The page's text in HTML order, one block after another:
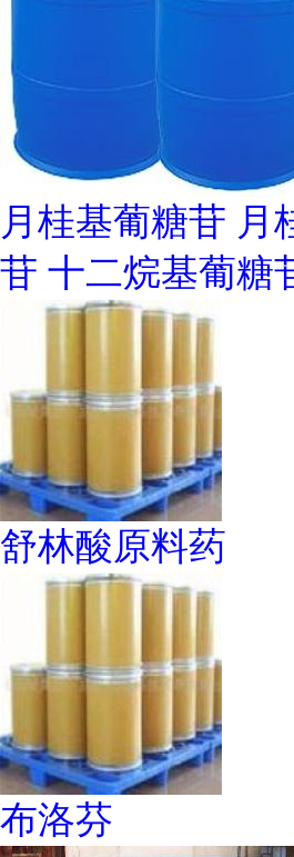
月桂基葡糖苷 月
苷 十二烷基葡糖
舒林酸原料药
布洛芬